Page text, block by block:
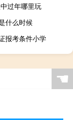
过年哪里玩
什么时候
报考条件小学
☚